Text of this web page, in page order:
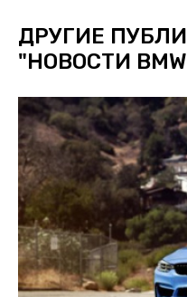
ДРУГИЕ
"НОВОСТИ BMW